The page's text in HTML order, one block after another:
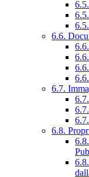
6.6.
6.7.
6.8.